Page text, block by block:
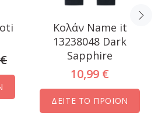
Κολάν Name it
13238048 Dark
Sapphire
10,99 €
ΔΕΙΤΕ ΤΟ ΠΡΟΪΟΝ